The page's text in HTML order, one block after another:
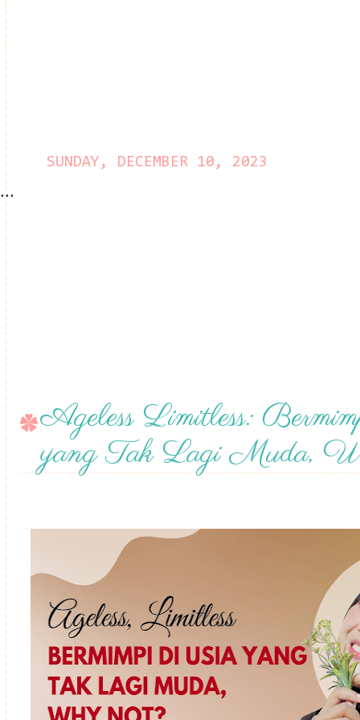
SUNDAY, DECEMBER 10, 2023
...
Ageless Limitless:
yang Tak Lagi Muda,